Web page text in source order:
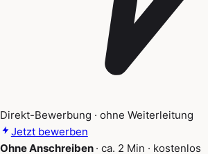
Direkt-Bewerbung · ohne Weiterleitung
Jetzt bewerben
Ohne Anschreiben · ca. 2 Min · kostenlos